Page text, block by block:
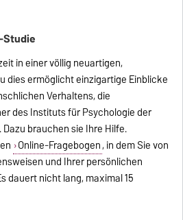
Studie
in einer völlig neuartigen,
dies ermöglicht einzigartige Einblicke
Verhaltens, die
des Instituts für Psychologie der
brauchen sie Ihre Hilfe.
Online-Fragebogen, in dem Sie von
und Ihrer persönlichen
dauert nicht lang, maximal 15